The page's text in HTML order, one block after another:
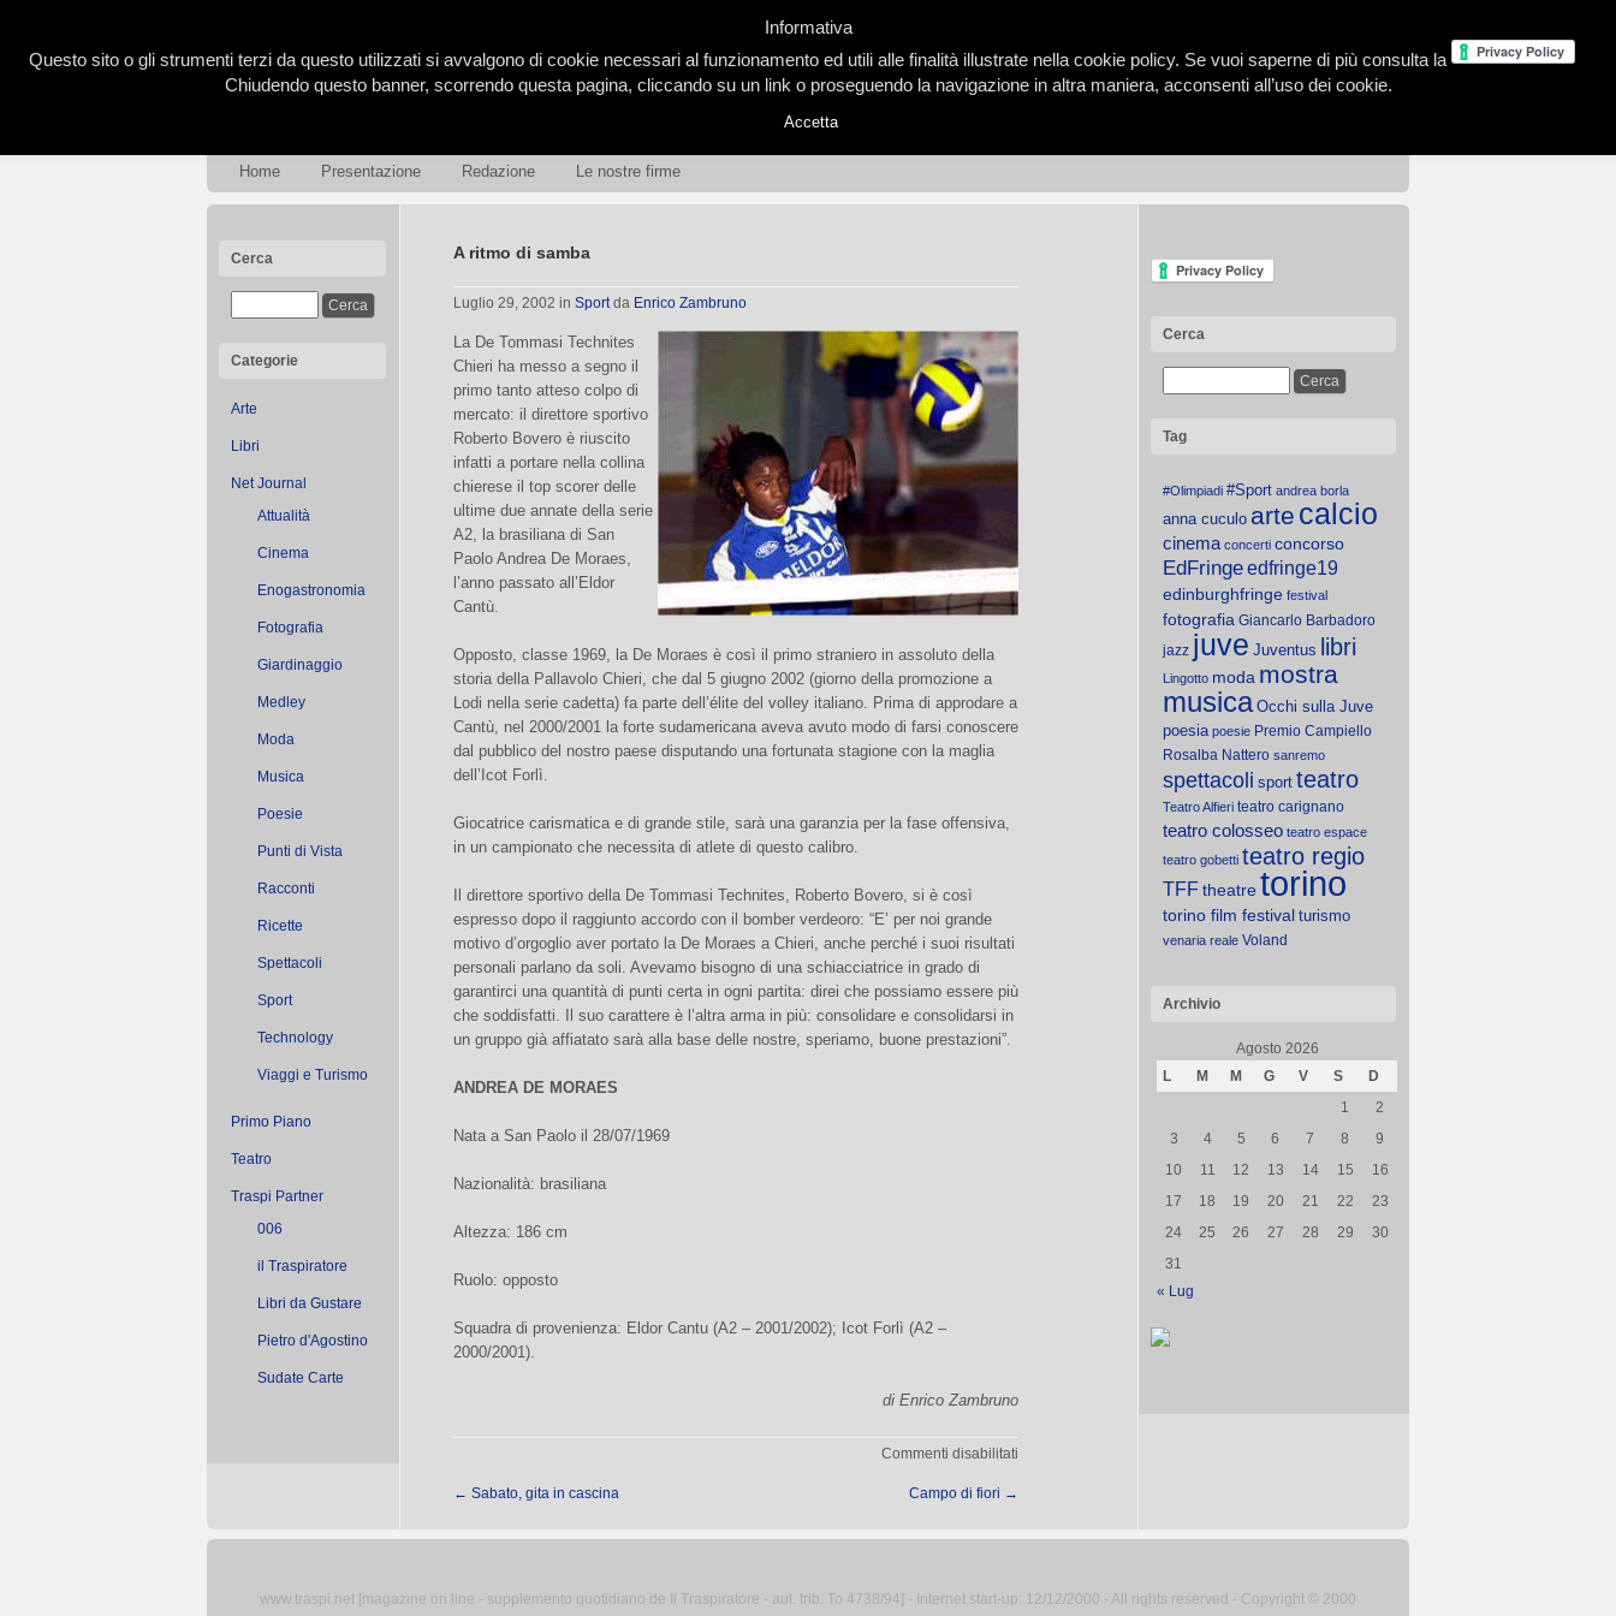
Home Presentazione Redazione Le nostre firme
Cerca
Categorie
Arte
Libri
Net Journal
Attualità
Cinema
Enogastronomia
Fotografia
Giardinaggio
Medley
Moda
Musica
Poesie
Punti di Vista
Racconti
Ricette
Spettacoli
Sport
Technology
Viaggi e Turismo
Primo Piano
Teatro
Traspi Partner
006
il Traspiratore
Libri da Gustare
Pietro d'Agostino
Sudate Carte
A ritmo di samba
Luglio 29, 2002 in Sportda Enrico Zambruno
La De Tommasi Technites
Chieri ha messo a segno il
primo tanto atteso colpo di
mercato: il direttore sportivo
Roberto Bovero è riuscito
infatti a portare nella collina
chierese il top scorer delle
ultime due annate della serie
A2, la brasiliana di San
Paolo Andrea De Moraes,
l’anno passato all’Eldor
Cantù.
Opposto, classe 1969, la De Moraes è così il primo straniero in assoluto della
storia della Pallavolo Chieri, che dal 5 giugno 2002 (giorno della promozione a
Lodi nella serie cadetta) fa parte dell’élite del volley italiano. Prima di approdare a
Cantù, nel 2000/2001 la forte sudamericana aveva avuto modo di farsi conoscere
dal pubblico del nostro paese disputando una fortunata stagione con la maglia
dell’Icot Forlì.
Giocatrice carismatica e di grande stile, sarà una garanzia per la fase offensiva,
in un campionato che necessita di atlete di questo calibro.
Il direttore sportivo della De Tommasi Technites, Roberto Bovero, si è così
espresso dopo il raggiunto accordo con il bomber verdeoro: “E’ per noi grande
motivo d’orgoglio aver portato la De Moraes a Chieri, anche perché i suoi risultati
personali parlano da soli. Avevamo bisogno di una schiacciatrice in grado di
garantirci una quantità di punti certa in ogni partita: direi che possiamo essere più
che soddisfatti. Il suo carattere è l’altra arma in più: consolidare e consolidarsi in
un gruppo già affiatato sarà alla base delle nostre, speriamo, buone prestazioni”.
ANDREA DE MORAES
Nata a San Paolo il 28/07/1969
Nazionalità: brasiliana
Altezza: 186 cm
Ruolo: opposto
Squadra di provenienza: Eldor Cantu (A2 – 2001/2002); Icot Forlì (A2 –
2000/2001).
di Enrico Zambruno
Commenti disabilitati
← Sabato, gita in cascina Campo di fiori →
Cerca
Tag
#Olimpiadi #Sport andrea borla
anna cuculo arte calcio
cinema concerti concorso
EdFringeedfringe19
edinburghfringe festival
fotografia Giancarlo Barbadoro
jazz juve Juventus libri
Lingotto moda mostra
musica Occhi sulla Juve
poesia poesie Premio Campiello
Rosalba Nattero sanremo
spettacoli sport teatro
Teatro Alfieri teatro carignano
teatro colosseo teatro espace
teatro gobetti teatro regio
TFFtheatretorino
torino film festival turismo
venaria reale Voland
Archivio
Agosto 2026
L
M M G V S
D
1
2
3
4 5 6 7 8
9
10
11 12 13 14 15
16
17
18 19 20 21 22
23
24
25 26 27 28 29
30
31
« Lug
www.traspi.net [magazine on line - supplemento quotidiano de Il Traspiratore - aut. trib. To 4738/94] - Internet start-up: 12/12/2000 - All rights reserved - Copyright © 2000
Informativa
Questo sito o gli strumenti terzi da questo utilizzati si avvalgono di cookie necessari al funzionamento ed utili alle finalità illustrate nella cookie policy. Se vuoi saperne di più consulta la
Chiudendo questo banner, scorrendo questa pagina, cliccando su un link o proseguendo la navigazione in altra maniera, acconsenti all’uso dei cookie.
Accetta